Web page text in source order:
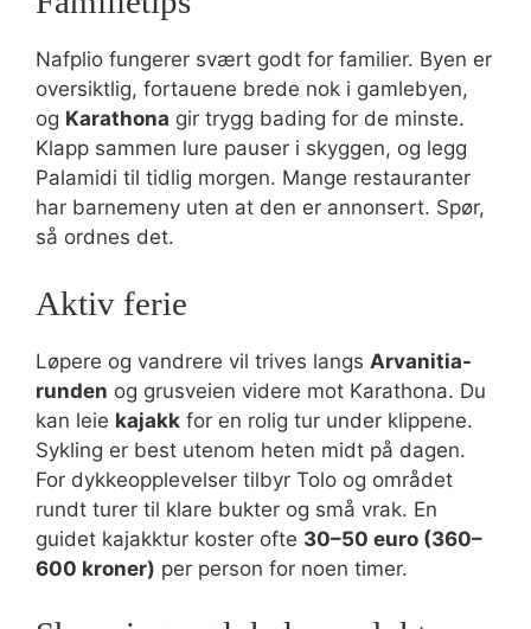
Nafplio fungerer svært godt for familier. Byen er
oversiktlig, fortauene brede nok i gamlebyen,
og Karathona gir trygg bading for de minste.
Klapp sammen lure pauser i skyggen, og legg
Palamidi til tidlig morgen. Mange restauranter
har barnemeny uten at den er annonsert. Spør,
så ordnes det.
Aktiv ferie
Løpere og vandrere vil trives langs Arvanitia-
runden og grusveien videre mot Karathona. Du
kan leie kajakk for en rolig tur under klippene.
Sykling er best utenom heten midt på dagen.
For dykkeopplevelser tilbyr Tolo og området
rundt turer til klare bukter og små vrak. En
guidet kajakktur koster ofte 30–50 euro (360–
600 kroner) per person for noen timer.